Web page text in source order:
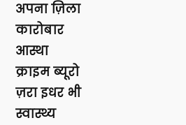
अपना ज़िला
कारोबार
आस्था
क्राइम ब्यूरो
ज़रा इधर भी
स्वास्थ्य